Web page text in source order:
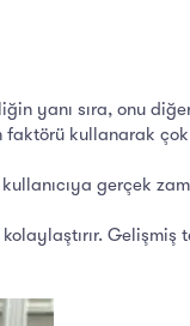
yanı sıra, onu
faktörü kullanarak
gerçek
Gelişmiş